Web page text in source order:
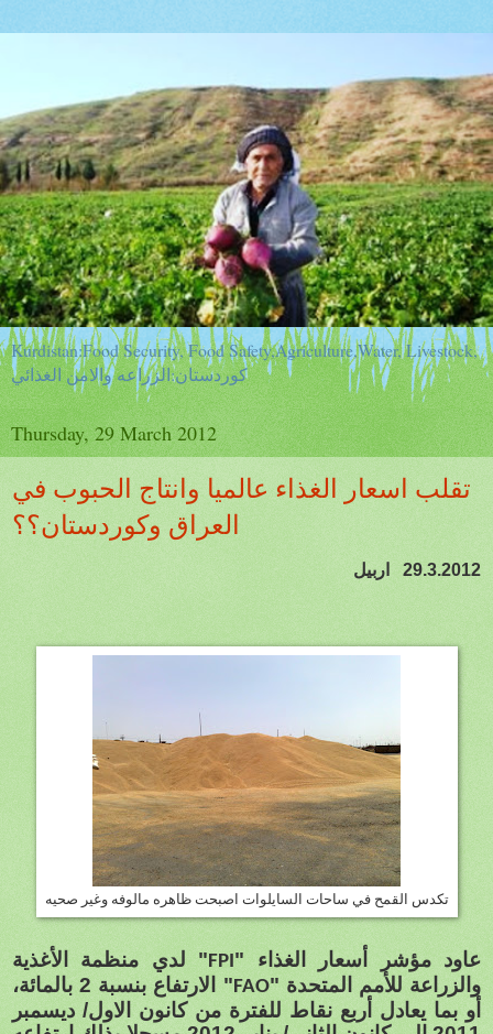
Kurdistan:Food Security, Food Safety,Agriculture,Water, Livestock,
كوردستان:الزراعه والامن الغذائي
Thursday, 29 March 2012
تقلب اسعار الغذاء عالميا وانتاج الحبوب في
العراق وكوردستان؟؟
اربيل 29.3.2012
تكدس القمح في ساحات السايلوات اصبحت ظاهره مالوفه وغير صحيه
عاود مؤشر أسعار الغذاء "FPI" لدي منظمة الأغذية
والزراعة للأمم المتحدة "FAO
" الارتفاع بنسبة 2 بالمائة،
أو بما يعادل أربع نقاط للفترة من كانون الاول/ ديسمبر